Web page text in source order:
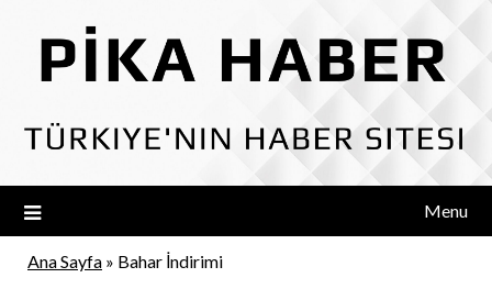
content
Menu
Ana Sayfa » Bahar İndirimi